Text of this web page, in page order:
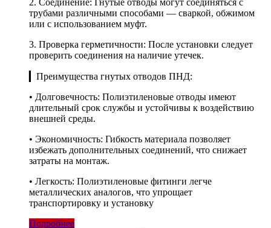
2. Соединение: Гнутые отводы могут соединяться с
трубами различными способами — сваркой, обжимом
или с использованием муфт.
3. Проверка герметичности: После установки следует
проверить соединения на наличие утечек.
▎Преимущества гнутых отводов ПНД:
• Долговечность: Полиэтиленовые отводы имеют
длительный срок службы и устойчивы к воздействию
внешней среды.
• Экономичность: Гибкость материала позволяет
избежать дополнительных соединений, что снижает
затраты на монтаж.
• Легкость: Полиэтиленовые фитинги легче
металлических аналогов, что упрощает
транспортировку и установку
Подробнее